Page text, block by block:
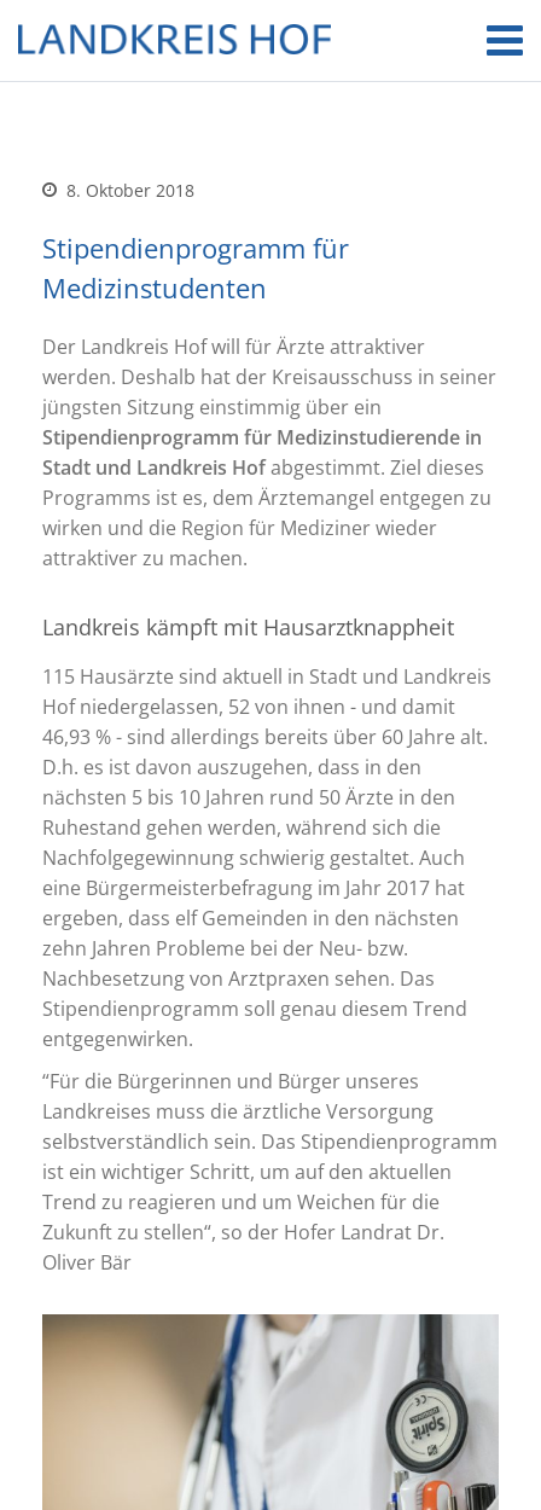
8. Oktober 2018
Stipendienprogramm für
Medizinstudenten
Der Landkreis Hof will für Ärzte attraktiver
werden. Deshalb hat der Kreisausschuss in seiner
jüngsten Sitzung einstimmig über ein
Stipendienprogramm für Medizinstudierende in
Stadt und Landkreis Hofabgestimmt. Ziel dieses
Programms ist es, dem Ärztemangel entgegen zu
wirken und die Region für Mediziner wieder
attraktiver zu machen.
Landkreis kämpft mit Hausarztknappheit
115 Hausärzte sind aktuell in Stadt und Landkreis
Hof niedergelassen, 52 von ihnen - und damit
46,93 % - sind allerdings bereits über 60 Jahre alt.
D.h. es ist davon auszugehen, dass in den
nächsten 5 bis 10 Jahren rund 50 Ärzte in den
Ruhestand gehen werden, während sich die
Nachfolgegewinnung schwierig gestaltet. Auch
eine Bürgermeisterbefragung im Jahr 2017 hat
ergeben, dass elf Gemeinden in den nächsten
zehn Jahren Probleme bei der Neu- bzw.
Nachbesetzung von Arztpraxen sehen. Das
Stipendienprogramm soll genau diesem Trend
entgegenwirken.
“Für die Bürgerinnen und Bürger unseres
Landkreises muss die ärztliche Versorgung
selbstverständlich sein. Das Stipendienprogramm
ist ein wichtiger Schritt, um auf den aktuellen
Trend zu reagieren und um Weichen für die
Zukunft zu stellen“, so der Hofer Landrat Dr.
Oliver Bär